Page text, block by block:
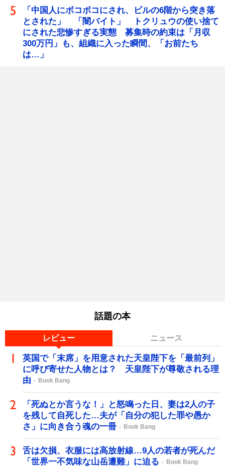
「中国人にボコボコにされ、ビルの6階から突き落
とされた」 「闇バイト」 トクリュウの使い捨て
にされた悲惨すぎる実態 募集時の約束は「月収
300万円」も、組織に入った瞬間、「お前たち
は…」
話題の本
レビュー ニュース
英国で「末席」を用意された天皇陛下を「最前列」
に呼び寄せた人物とは？ 天皇陛下が尊敬される理
由
Book Bang
「死ぬとか言うな！」と怒鳴った日、妻は2人の子
を残して自死した…夫が「自分の犯した罪や愚か
さ」に向き合う魂の一冊
Book Bang
舌は欠損、衣服には高放射線…9人の若者が死んだ
「世界一不気味な山岳遭難」に迫る
Book Bang